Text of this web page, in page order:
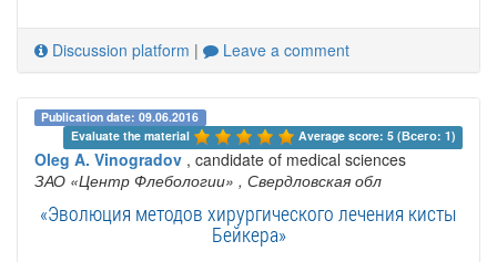
Discussion platform | Leave a comment
Publication date: 09.06.2016
Evaluate the material
Average score: 5 (Всего: 1)
Oleg A. Vinogradov , candidate of medical sciences
ЗАО «Центр Флебологии» , Свердловская обл
«Эволюция методов хирургического лечения кисты
Бейкера»